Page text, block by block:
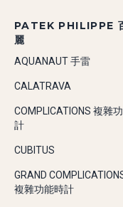
PATEK PHILIPPE
麗
AQUANAUT 手雷
CALATRAVA
COMPLICATIONS 複雜
計
CUBITUS
GRAND
複雜功能時計